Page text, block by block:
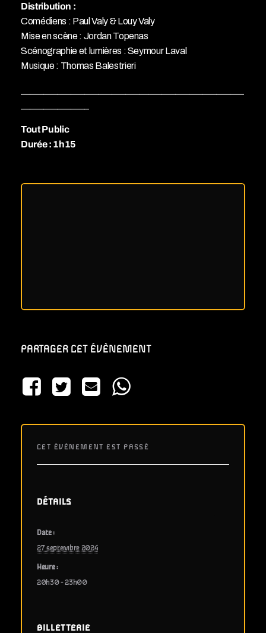
Distribution :
Comédiens : Paul Valy & Louy Valy
Mise en scène : Jordan Topenas
Scénographie et lumières : Seymour Laval
Musique : Thomas Balestrieri
Tout Public
Durée : 1h15
PARTAGER CET ÉVÈNEMENT
CET ÉVÈNEMENT EST PASSÉ
DÉTAILS
Date :
27 septembre 2024
Heure :
20h30 - 23h00
BILLETTERIE